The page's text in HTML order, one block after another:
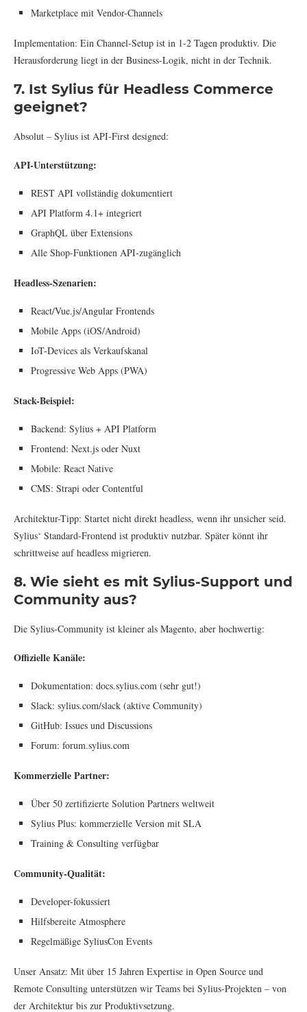
Marketplace mit Vendor-Channels
Implementation: Ein Channel-Setup ist in 1-2 Tagen produktiv. Die
Herausforderung liegt in der Business-Logik, nicht in der Technik.
7. Ist Sylius für Headless Commerce
geeignet?
Absolut – Sylius ist API-First designed:
API-Unterstützung:
REST API vollständig dokumentiert
API Platform 4.1+ integriert
GraphQL über Extensions
Alle Shop-Funktionen API-zugänglich
Headless-Szenarien:
React/Vue.js/Angular Frontends
Mobile Apps (iOS/Android)
IoT-Devices als Verkaufskanal
Progressive Web Apps (PWA)
Stack-Beispiel:
Backend: Sylius + API Platform
Frontend: Next.js oder Nuxt
Mobile: React Native
CMS: Strapi oder Contentful
Architektur-Tipp: Startet nicht direkt headless, wenn ihr unsicher seid.
Sylius‘ Standard-Frontend ist produktiv nutzbar. Später könnt ihr
schrittweise auf headless migrieren.
8. Wie sieht es mit Sylius-Support und
Community aus?
Die Sylius-Community ist kleiner als Magento, aber hochwertig:
Offizielle Kanäle:
Dokumentation: docs.sylius.com (sehr gut!)
Slack: sylius.com/slack (aktive Community)
GitHub: Issues und Discussions
Forum: forum.sylius.com
Kommerzielle Partner:
Über 50 zertifizierte Solution Partners weltweit
Sylius Plus: kommerzielle Version mit SLA
Training & Consulting verfügbar
Community-Qualität:
Developer-fokussiert
Hilfsbereite Atmosphere
Regelmäßige SyliusCon Events
Unser Ansatz: Mit über 15 Jahren Expertise in Open Source und
Remote Consulting unterstützen wir Teams bei Sylius-Projekten – von
der Architektur bis zur Produktivsetzung.